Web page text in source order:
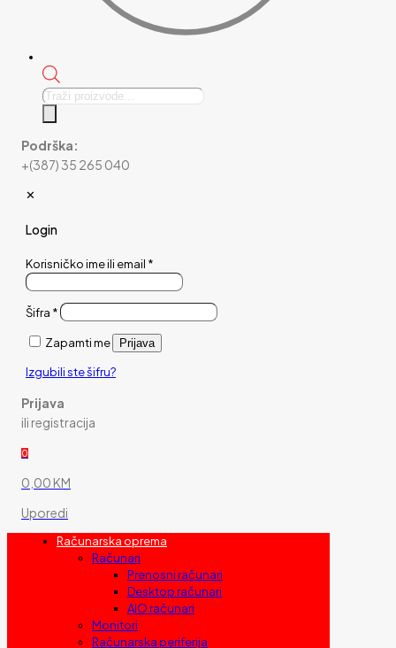
Products
Podrška:
+(387) 35 265 040
✕
Login
Korisničko ime ili email *
Šifra *
Zapamti me Prijava
Izgubili ste šifru?
Prijava
ili registracija
0
0,00 KM
Uporedi
Računarska oprema
Računari
Prenosni računari
Desktop računari
AIO računari
Monitori
Računarska periferija